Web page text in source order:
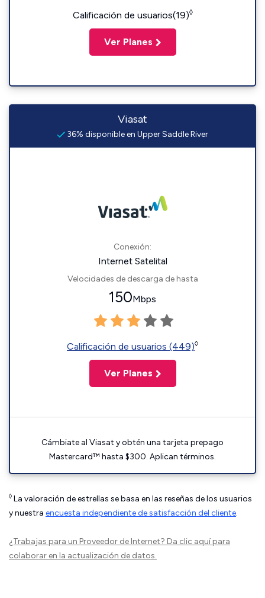
Calificación de usuarios(19)◊
Ver Planes
Viasat
36% disponible en Upper Saddle River
Conexión:
Internet Satelital
Velocidades de descarga de hasta
150Mbps
Calificación de usuarios (449)◊
Ver Planes
Cámbiate al Viasat y obtén una tarjeta prepago
Mastercard™ hasta $300. Aplican términos.
◊ La valoración de estrellas se basa en las reseñas de los usuarios
y nuestra encuesta independiente de satisfacción del cliente.
¿Trabajas para un Proveedor de Internet? Da clic aquípara
colaborar en la actualización de datos.